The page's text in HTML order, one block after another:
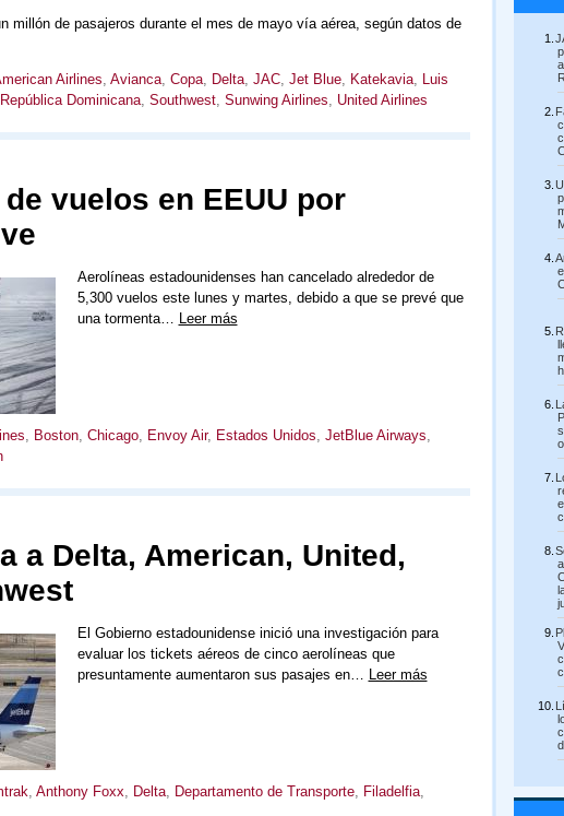
millón de pasajeros durante el mes de mayo vía aérea, según datos de
Airlines, Avianca, Copa, Delta, JAC, Jet Blue, Katekavia, Luis
República Dominicana, Southwest, Sunwing Airlines, United Airlines
vuelos en EEUU por
Aerolíneas estadounidenses han cancelado alrededor de
5,300 vuelos este lunes y martes, debido a que se prevé que
una tormenta… Leer más
, Boston, Chicago, Envoy Air, Estados Unidos, JetBlue Airways,
a Delta, American, United,
El Gobierno estadounidense inició una investigación para
evaluar los tickets aéreos de cinco aerolíneas que
presuntamente aumentaron sus pasajes en… Leer más
, Anthony Foxx, Delta, Departamento de Transporte, Filadelfia,